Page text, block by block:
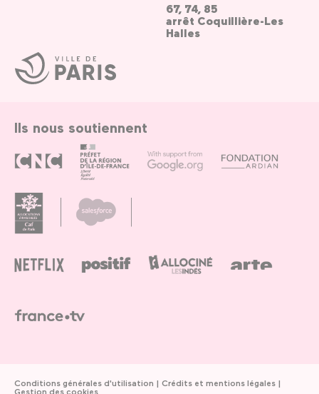
Ville
de
Paris
67, 74, 85
arrêt Coquillière-Les
Halles
Ils nous soutiennent
Conditions générales d'utilisation
Crédits et mentions légales
Gestion des cookies